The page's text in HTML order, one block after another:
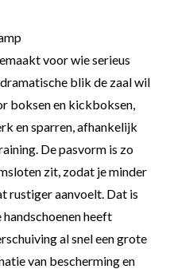
voor wie serieus
blik de zaal wil
boksen en kickboksen,
en sparren, afhankelijk
De pasvorm is zo
zit, zodat je minder
rustiger aanvoelt. Dat is
heeft
al snel een grote
van bescherming en